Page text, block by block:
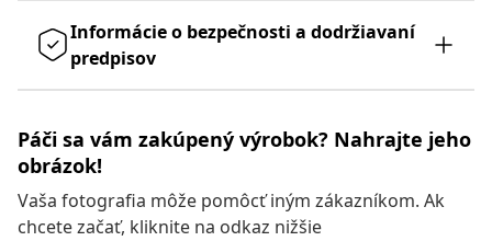
Informácie o bezpečnosti a dodržiavaní
predpisov
Páči sa vám zakúpený výrobok? Nahrajte jeho
obrázok!
Vaša fotografia môže pomôcť iným zákazníkom. Ak
chcete začať, kliknite na odkaz nižšie